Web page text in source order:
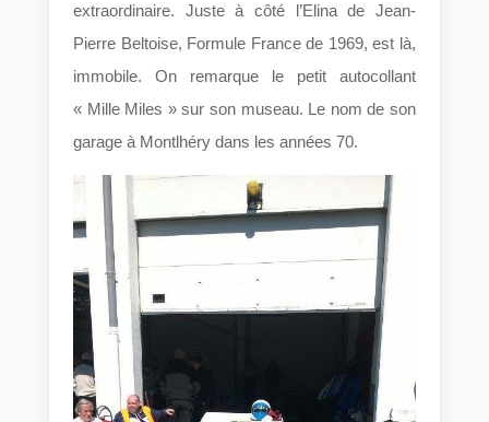
extraordinaire. Juste à côté l’Elina de Jean-
Pierre Beltoise, Formule France de 1969, est là,
immobile. On remarque le petit autocollant
« Mille Miles » sur son museau. Le nom de son
garage à Montlhéry dans les années 70.